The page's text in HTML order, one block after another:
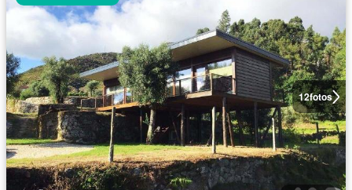
12fotos